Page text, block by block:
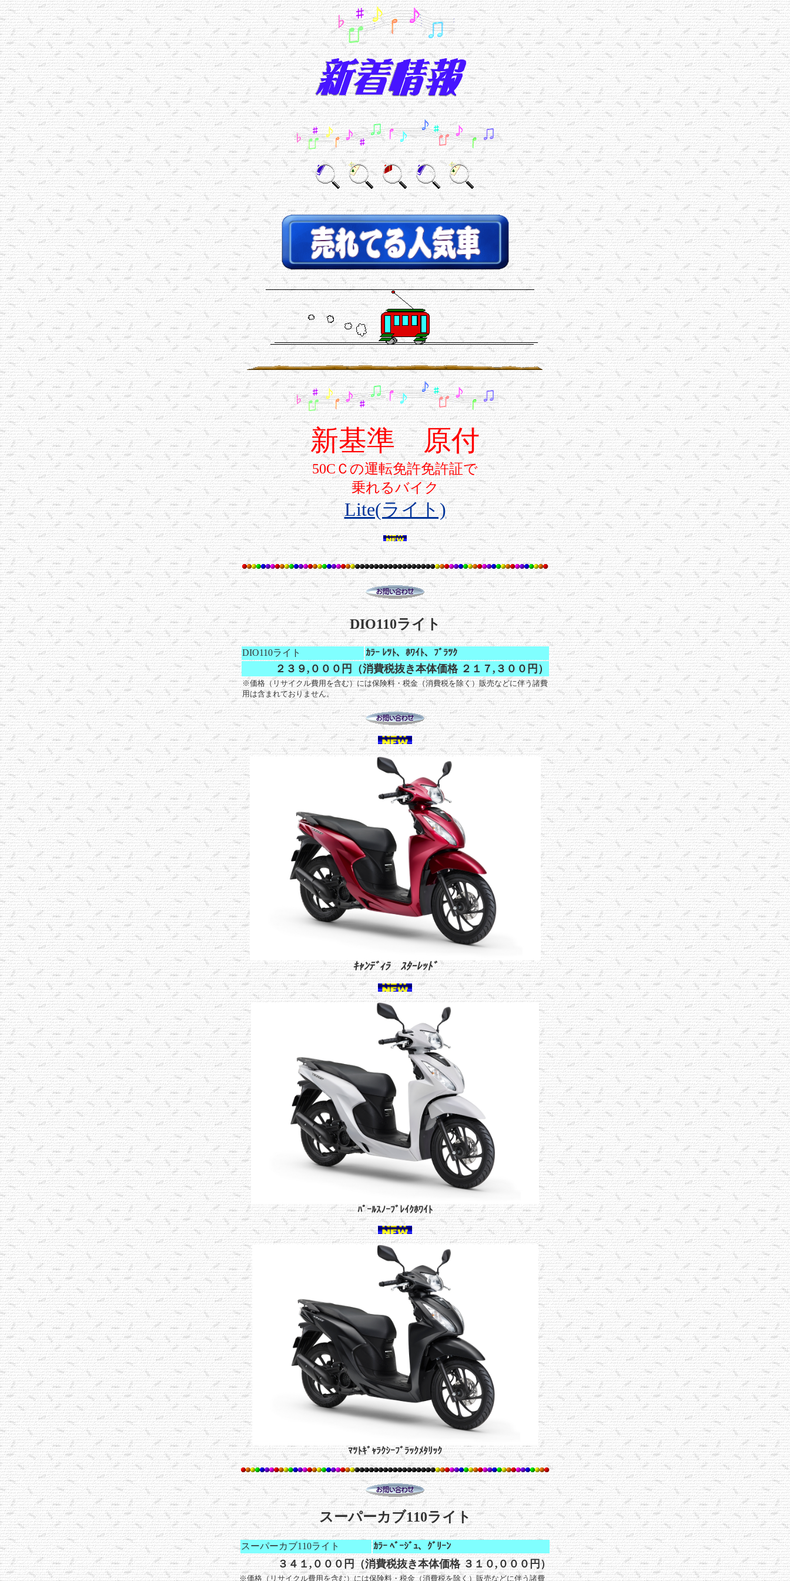
新基準 原付
50CＣの運転免許免許証で
乗れるバイク
Lite(ライト)
DIO110ライト
DIO110ライト ｶﾗｰ ﾚﾂﾄ、ﾎﾜｲﾄ、ﾌﾞﾗﾂｸ
２３９,０００円（消費税抜き本体価格 ２１７,３００円）
※価格（リサイクル費用を含む）には保険料・税金（消費税を除く）販売などに伴う諸費
用は含まれておりません。
ｷｬﾝﾃﾞｨﾗ ｽﾀｰﾚｯﾄﾞ
ﾊﾟｰﾙｽﾉｰﾌﾞﾚｲｸﾎﾜｲﾄ
ﾏﾂﾄｷﾞｬﾗｸｼｰﾌﾞﾗｯｸﾒﾀﾘｯｸ
スーパーカブ110ライト
スーパーカブ110ライト ｶﾗｰ ﾍﾞｰｼﾞｭ、ｸﾞﾘｰﾝ
３４１,０００円（消費税抜き本体価格 ３１０,０００円）
※価格（リサイクル費用を含む）には保険料・税金（消費税を除く）販売などに伴う諸費